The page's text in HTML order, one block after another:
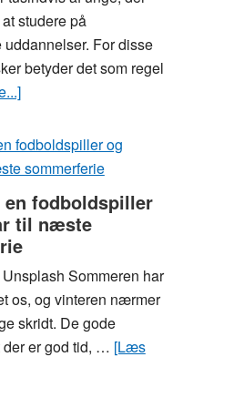
studere på
For disse
betyder det som regel
om
ting,
du
kan
undvære
som
ny
studerende
fodboldspiller
til næste
Sommeren har
os, og vinteren nærmer
skridt. De gode
der er god tid, … [Læs